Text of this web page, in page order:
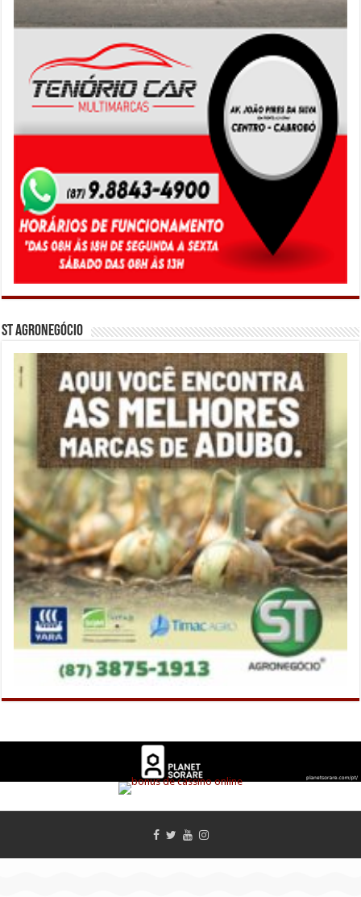
ST Agronegócio